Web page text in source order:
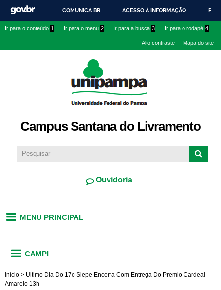
conteúdo
IR
O
COMUNICA BR ACESSO À INFORMAÇÃO
Ir para o conteúdo 1 Ir para o menu 2 Ir para a busca 3 Ir para o rodapé 4
Alto contraste Mapa do site
Campus Santana do Livramento
Ouvidoria
MENU PRINCIPAL
CAMPI
Início > Ultimo Dia Do 17o Siepe Encerra Com Entrega Do Premio Cardeal
Amarelo 13h